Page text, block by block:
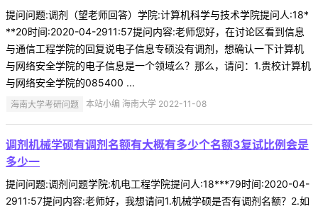
提问问题:调剂（望老师回答）学院:计算机科学与技术学院提问人:18*
**20时间:2020-04-2911:57提问内容:老师您好，在讨论区看到信息
与通信工程学院的回复说电子信息专硕没有调剂，想确认一下计算机
与网络安全学院的电子信息是一个领域么？那么，请问：1.贵校计算机
与网络安全学院的085400 ...
海南大学考研问题 本站小编 海南大学 2022-11-08
调剂机械学硕有调剂名额有大概有多少个名额3复试比例会是
多少一
提问问题:调剂问题学院:机电工程学院提问人:18***79时间:2020-04-
2911:57提问内容:老师好，我想请问1.机械学硕是否有调剂名额？2.如